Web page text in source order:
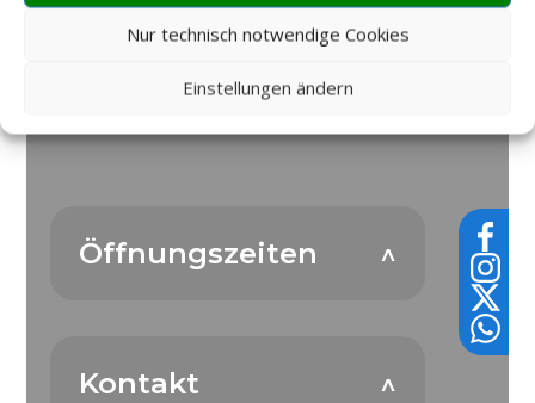
Nur technisch notwendige Cookies
Einstellungen ändern
Öffnungszeiten
Kontakt